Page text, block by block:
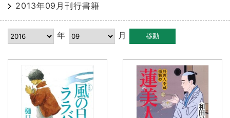
2013年09月刊行書籍
年 月